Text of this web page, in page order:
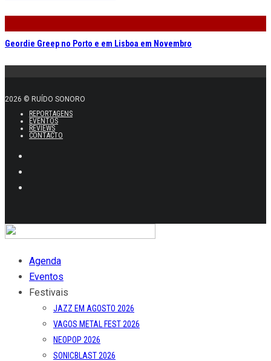
Geordie Greep no Porto e em Lisboa em Novembro
2026 © RUÍDO SONORO
REPORTAGENS
EVENTOS
REVIEWS
CONTACTO
Agenda
Eventos
Festivais
JAZZ EM AGOSTO 2026
VAGOS METAL FEST 2026
NEOPOP 2026
SONICBLAST 2026